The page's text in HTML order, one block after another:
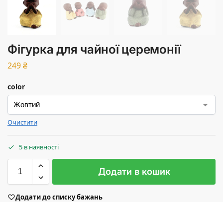
Фігурка для чайної церемонії
249₴
color
Очистити
5 в наявності
Додати в кошик
Додати до списку бажань